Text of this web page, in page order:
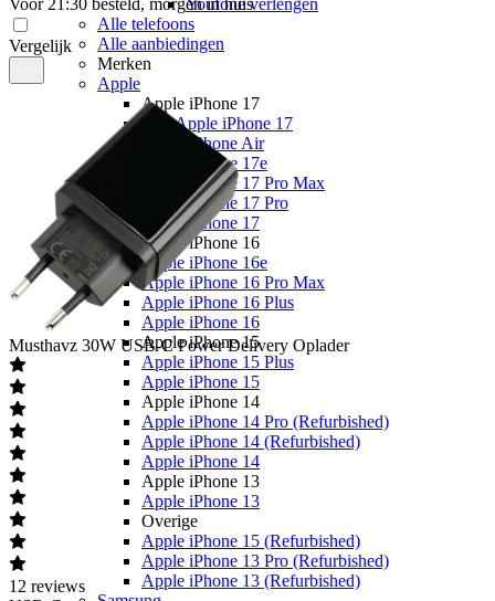
Youfone verlengen
Alle telefoons
Alle aanbiedingen
Merken
Apple
Apple iPhone 17
Alle Apple iPhone 17
Apple iPhone Air
Apple iPhone 17e
Apple iPhone 17 Pro Max
Apple iPhone 17 Pro
Apple iPhone 17
Apple iPhone 16
Apple iPhone 16e
Apple iPhone 16 Pro Max
Apple iPhone 16 Plus
Apple iPhone 16
Apple iPhone 15
Apple iPhone 15 Plus
Apple iPhone 15
Apple iPhone 14
Apple iPhone 14 Pro (Refurbished)
Apple iPhone 14 (Refurbished)
Apple iPhone 14
Apple iPhone 13
Apple iPhone 13
Overige
Apple iPhone 15 (Refurbished)
Apple iPhone 13 Pro (Refurbished)
Apple iPhone 13 (Refurbished)
Voor 21:30 besteld, morgen in huis
Vergelijk
Musthavz 30W USB-C Power Delivery Oplader
12 reviews